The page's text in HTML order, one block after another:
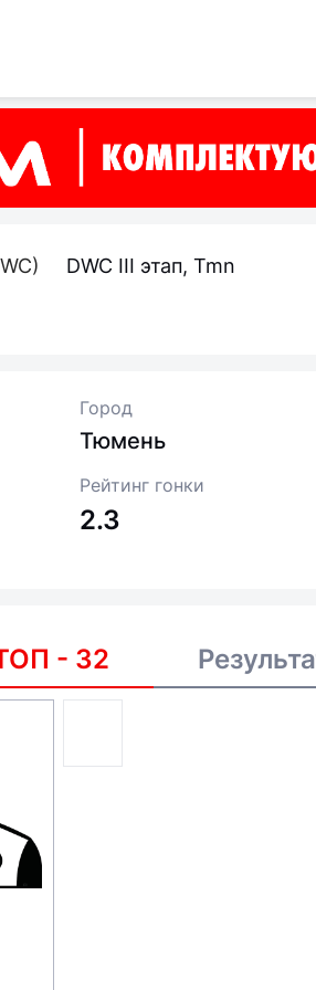
DWC III этап, Tmn
Город
Тюмень
Рейтинг гонки
2.3
- 32